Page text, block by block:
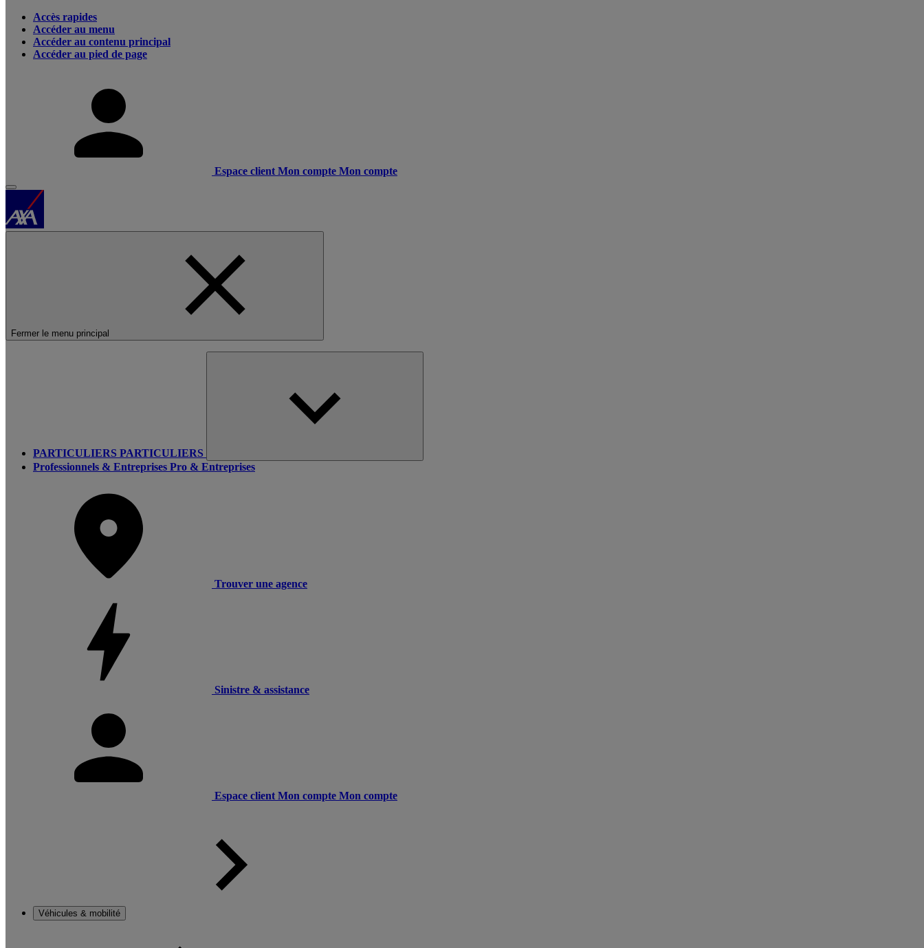
Accès rapides
Accéder au menu
Accéder au contenu principal
Accéder au pied de page
Espace client Mon compte Mon compte
Fermer le menu principal
PARTICULIERS PARTICULIERS
Professionnels & Entreprises Pro & Entreprises
Trouver une agence
Sinistre & assistance
Espace client Mon compte Mon compte
Véhicules & mobilité